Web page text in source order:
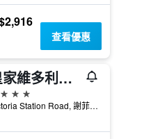
查看優惠
皇家維多利亞謝菲爾德皇冠假日飯店
級
Victoria Station Road, 謝菲爾德, 英國